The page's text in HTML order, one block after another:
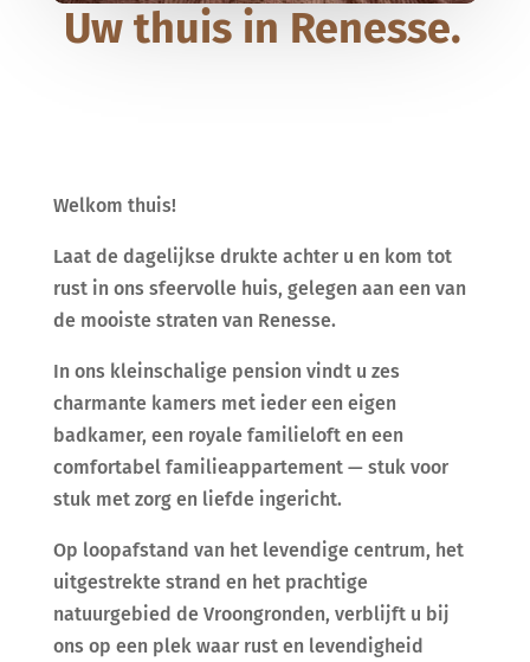
Uw thuis in Renesse.
Welkom thuis!
Laat de dagelijkse drukte achter u en kom tot
rust in ons sfeervolle huis, gelegen aan een van
de mooiste straten van Renesse.
In ons kleinschalige pension vindt u zes
charmante kamers met ieder een eigen
badkamer, een royale familieloft en een
comfortabel familieappartement — stuk voor
stuk met zorg en liefde ingericht.
Op loopafstand van het levendige centrum, het
uitgestrekte strand en het prachtige
natuurgebied de Vroongronden, verblijft u bij
ons op een plek waar rust en levendigheid